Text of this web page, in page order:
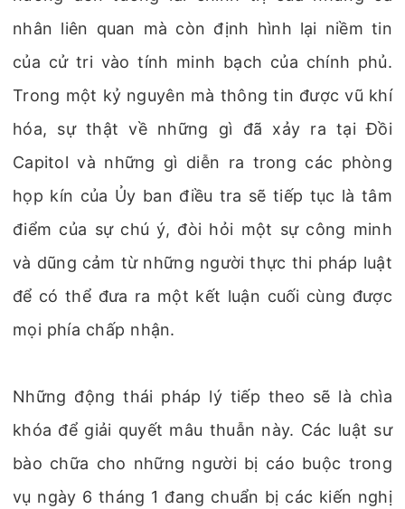
nhân liên quan mà còn định hình lại niềm tin
của cử tri vào tính minh bạch của chính phủ.
Trong một kỷ nguyên mà thông tin được vũ khí
hóa, sự thật về những gì đã xảy ra tại Đồi
Capitol và những gì diễn ra trong các phòng
họp kín của Ủy ban điều tra sẽ tiếp tục là tâm
điểm của sự chú ý, đòi hỏi một sự công minh
và dũng cảm từ những người thực thi pháp luật
để có thể đưa ra một kết luận cuối cùng được
mọi phía chấp nhận.
Những động thái pháp lý tiếp theo sẽ là chìa
khóa để giải quyết mâu thuẫn này. Các luật sư
bào chữa cho những người bị cáo buộc trong
vụ ngày 6 tháng 1 đang chuẩn bị các kiến nghị